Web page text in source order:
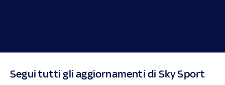
Segui tutti gli aggiornamenti di Sky Sport